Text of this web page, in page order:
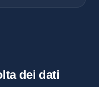
dei dati